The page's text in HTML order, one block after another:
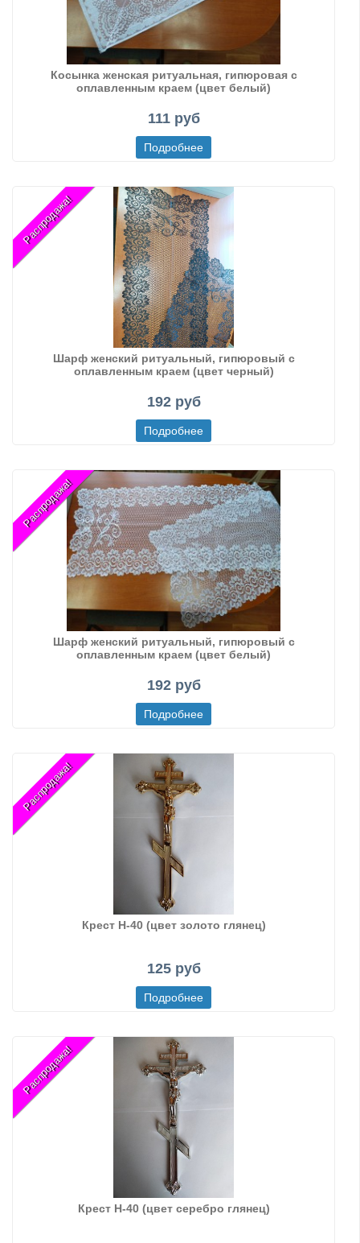
Косынка женская ритуальная, гипюровая с
оплавленным краем (цвет белый)
111 руб
Распродажа!
Шарф женский ритуальный, гипюровый с
оплавленным краем (цвет черный)
192 руб
Распродажа!
Шарф женский ритуальный, гипюровый с
оплавленным краем (цвет белый)
192 руб
Распродажа!
Крест Н-40 (цвет золото глянец)
125 руб
Распродажа!
Крест Н-40 (цвет серебро глянец)